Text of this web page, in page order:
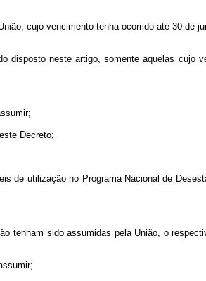
cujo vencimento tenha ocorrido até 30 de
disposto neste artigo, somente aquelas cujo
Decreto;
de utilização no Programa Nacional de
tenham sido assumidas pela União, o